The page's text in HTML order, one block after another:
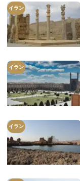
イラン
イラン
イラン